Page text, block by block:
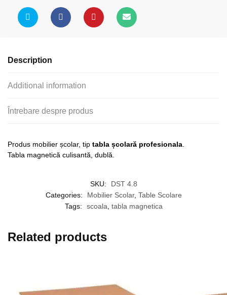
Description
Additional information
Întrebare despre produs
Produs mobilier școlar, tip tabla școlară profesionala.
Tabla magnetică culisantă, dublă.
SKU:
DST 4.8
Categories:
Mobilier Scolar, Table Scolare
Tags:
scoala tabla magnetica
Related products